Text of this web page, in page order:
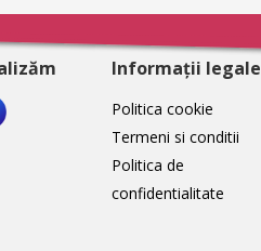
Informații legale
Politica cookie
Termeni si conditii
Politica de
confidentialitate